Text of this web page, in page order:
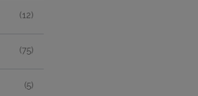
(12)
(75)
(5)